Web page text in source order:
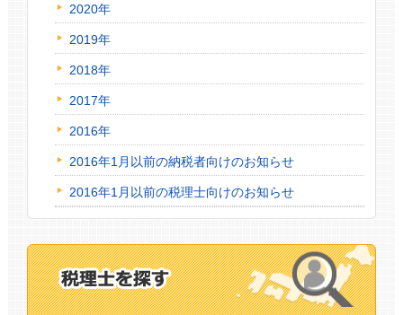
2020年
2019年
2018年
2017年
2016年
2016年1月以前の納税者向けのお知らせ
2016年1月以前の税理士向けのお知らせ